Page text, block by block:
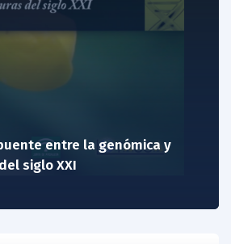
puente entre la genómica y
siglo XXI